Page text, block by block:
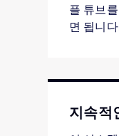
플 튜브
면 됩니
지속적